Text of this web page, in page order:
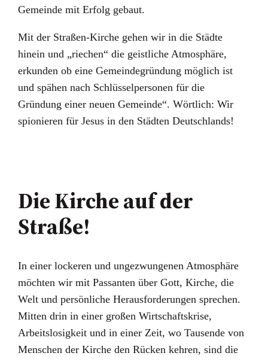
Gemeinde mit Erfolg gebaut.
Mit der Straßen-Kirche gehen wir in die Städte
hinein und „riechen“ die geistliche Atmosphäre,
erkunden ob eine Gemeindegründung möglich ist
und spähen nach Schlüsselpersonen für die
Gründung einer neuen Gemeinde“. Wörtlich: Wir
spionieren für Jesus in den Städten Deutschlands!
Die Kirche auf der
Straße!
In einer lockeren und ungezwungenen Atmosphäre
möchten wir mit Passanten über Gott, Kirche, die
Welt und persönliche Herausforderungen sprechen.
Mitten drin in einer großen Wirtschaftskrise,
Arbeitslosigkeit und in einer Zeit, wo Tausende von
Menschen der Kirche den Rücken kehren, sind die